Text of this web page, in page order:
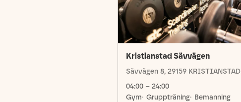
Kristianstad Sävvägen
Sävvägen 8, 29159 KRISTIANSTAD
04:00 – 24:00
Gym Gruppträning Bemanning